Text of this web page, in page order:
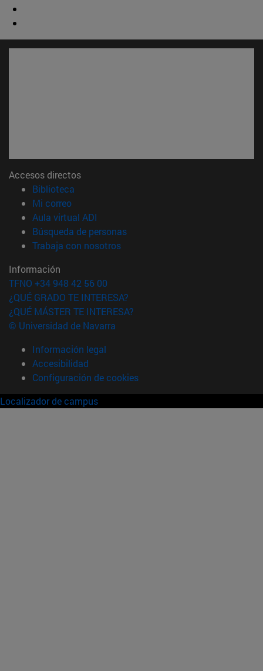
Accesos directos
Biblioteca
Mi correo(abre en nueva ventana)
Aula virtual ADI
Búsqueda de personas(abre en nueva ventana)
Trabaja con nosotros(abre en nueva ventana)
Información
TFNO +34 948 42 56 00
¿QUÉ GRADO TE INTERESA?
¿QUÉ MÁSTER TE INTERESA?
© Universidad de Navarra
Información legal
Accesibilidad
Configuración de cookies
Localizador de campus